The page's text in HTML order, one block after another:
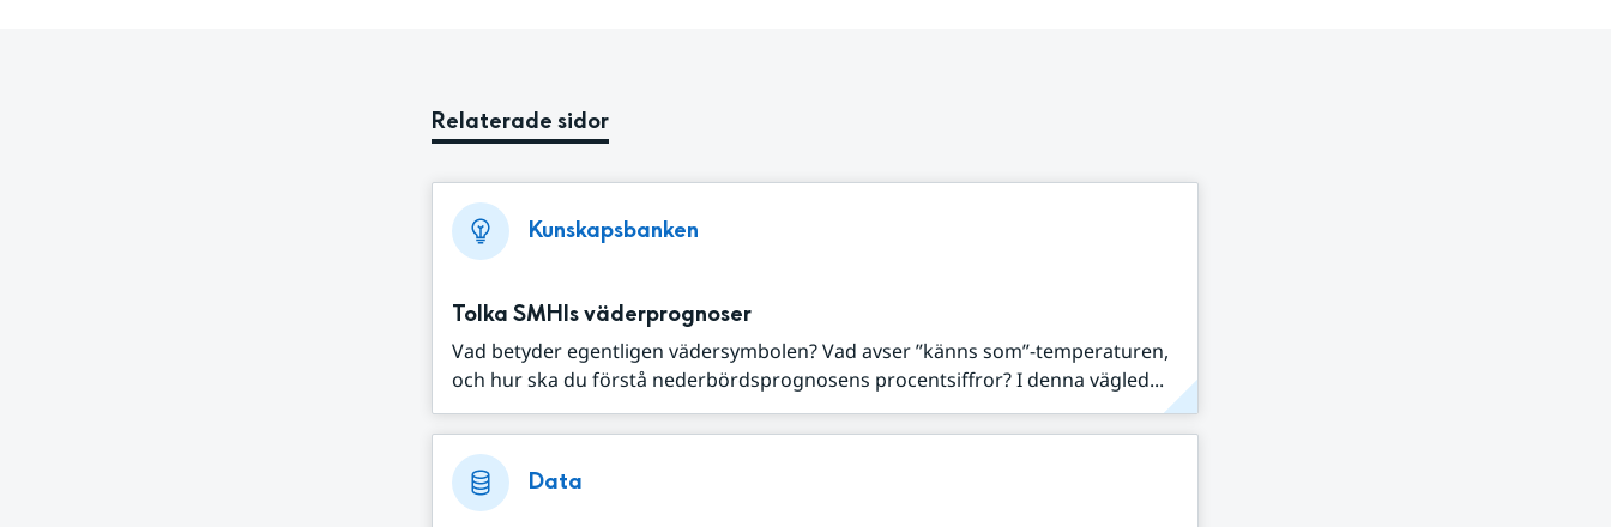
Relaterade sidor
Kunskapsbanken
Tolka SMHIs väderprognoser
Vad betyder egentligen vädersymbolen? Vad avser ”känns som”-temperaturen,
och hur ska du förstå nederbördsprognosens procentsiffror? I denna vägled...
Data